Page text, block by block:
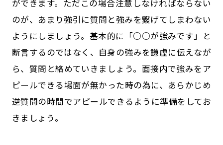
ができます。ただこの場合注意しなければならない
のが、あまり強引に質問と強みを繋げてしまわない
ようにしましょう。基本的に「○○が強みです」と
断言するのではなく、自身の強みを謙虚に伝えなが
ら、質問と絡めていきましょう。面接内で強みをア
ピールできる場面が無かった時の為に、あらかじめ
逆質問の時間でアピールできるように準備をしてお
きましょう。